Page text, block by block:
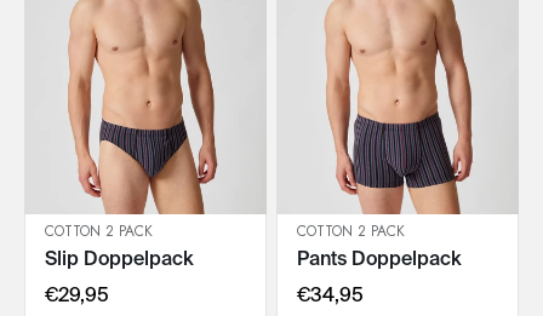
IN DEN WARENKORB
COTTON 2 PACK
Slip Doppelpack
€29,95
IN DEN WARENKORB
COTTON 2 PACK
Pants Doppelpack
€34,95